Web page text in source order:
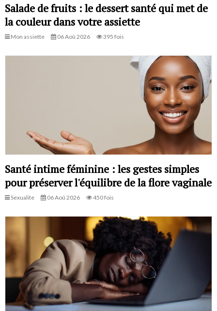
Salade de fruits : le dessert santé qui met de
la couleur dans votre assiette
Mon assiette 06 Aoû 2026 395 fois
Santé intime féminine : les gestes simples
pour préserver l'équilibre de la flore vaginale
Sexualite 06 Aoû 2026 450 fois